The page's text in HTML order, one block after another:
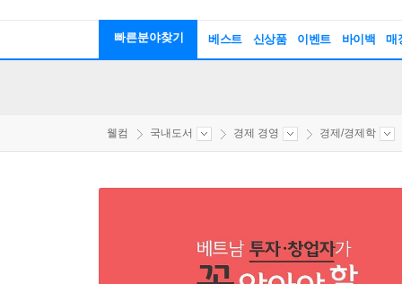
빠른분야찾기 베스트 신상품 이벤트 바이백 매
웰컴 국내도서 경제 경영 경제/경제학